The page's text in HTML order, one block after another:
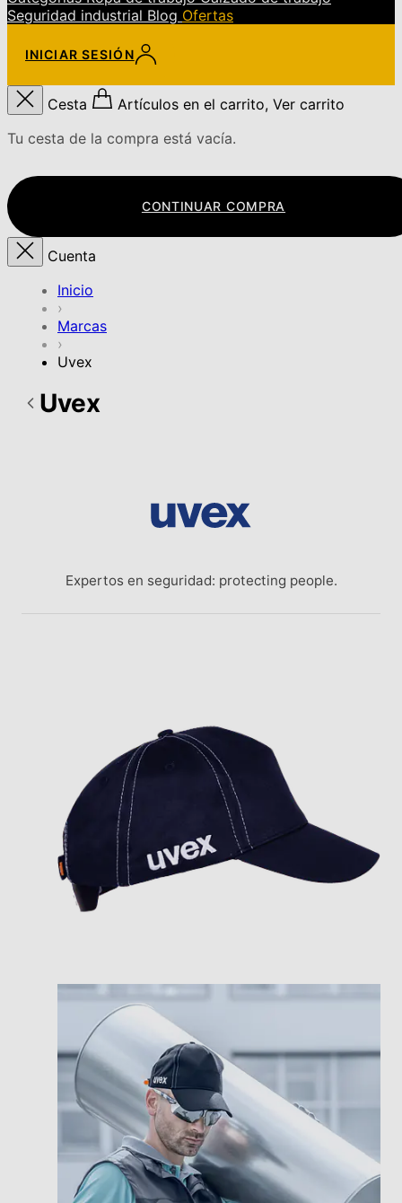
Seguridad industrial Blog Ofertas
INICIAR SESIÓN
Cesta
Artículos en el carrito, Ver carrito
Tu cesta de la compra está vacía.
CONTINUAR COMPRA
Cuenta
Inicio
›
Marcas
›
Uvex
Uvex
Expertos en seguridad: protecting people.